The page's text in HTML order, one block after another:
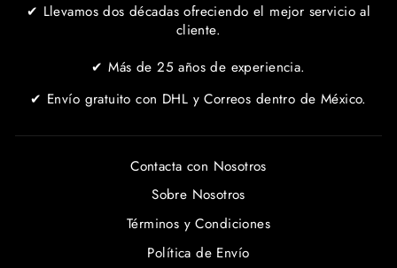
✔ Llevamos dos décadas ofreciendo el mejor servicio al
cliente.
✔ Más de 25 años de experiencia.
✔ Envío gratuito con DHL y Correos dentro de México.
Contacta con Nosotros
Sobre Nosotros
Términos y Condiciones
Política de Envío